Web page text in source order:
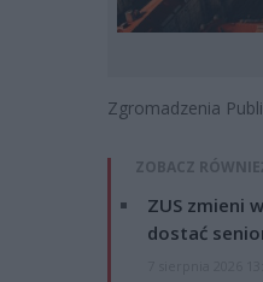
Zgromadzenia
ZOBACZ
ZUS zmieni
dostać